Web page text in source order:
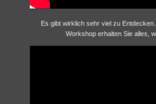
Es gibt wirklich sehr viel zu
Workshop erhalten Sie alles,